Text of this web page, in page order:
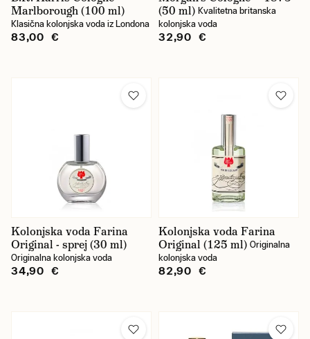
Marlborough (100 ml)
Klasična kolonjska voda iz Londona
83,00 €
(50 ml) Kvalitetna britanska
kolonjska voda
32,90 €
Kolonjska voda Farina
Original - sprej (30 ml)
Originalna kolonjska voda
34,90 €
Kolonjska voda Farina
Original (125 ml) Originalna
kolonjska voda
82,90 €